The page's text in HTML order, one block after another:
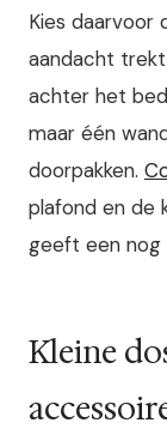
Kies daarvoor
aandacht
achter het
maar één
doorpakken.
plafond en de
geeft een nog
Kleine